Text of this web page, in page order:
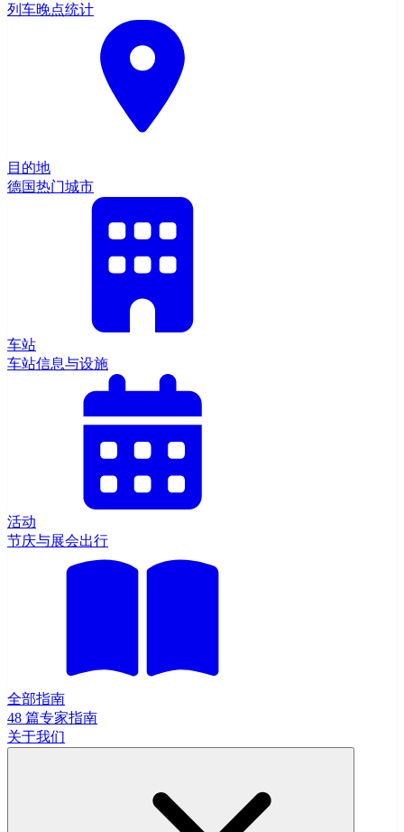
列车晚点统计
目的地
德国热门城市
车站
车站信息与设施
活动
节庆与展会出行
全部指南
48 篇专家指南
关于我们